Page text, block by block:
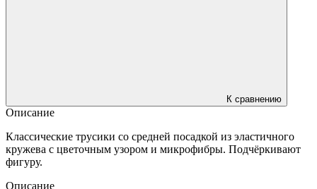
К сравнению
Описание
Классические трусики со средней посадкой из эластичного
кружева с цветочным узором и микрофибры. Подчёркивают
фигуру.
Описание